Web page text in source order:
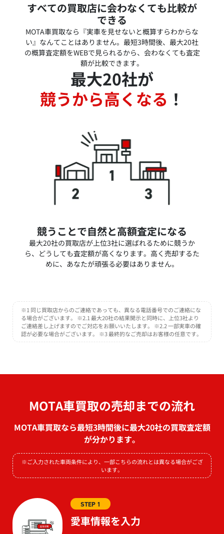
すべての買取店に会わなくても比較が
できる
MOTA車買取なら『実車を見せないと概算すらわからな
い』なんてことはありません。最短3時間後、最大20社
の概算査定額をWEBで見られるから、会わなくても査定
額が比較できます。
最大20社が
競うから高くなる ！
競うことで自然と高額査定になる
最大20社の買取店が上位3社に選ばれるために競うか
ら、どうしても査定額が高くなります。高く売却するた
めに、あなたが頑張る必要はありません。
※1 同じ買取店からのご連絡であっても、異なる電話番号でのご連絡にな
る場合がございます。 ※2.1 最大20社の結果開示と同時に、上位3社より
ご連絡差し上げますのでご対応をお願いいたします。 ※2.2 一部実車の確
認が必要な場合がございます。 ※3 最終的なご売却はお客様の任意です。
MOTA車買取の売却までの流れ
MOTA車買取なら最短3時間後に最大20社の買取査定額
が分かります。
※ご入力された車両条件により、一部こちらの流れとは異なる場合がござ
います。
STEP 1
愛車情報を入力